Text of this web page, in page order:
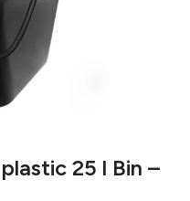
25 l Bin –